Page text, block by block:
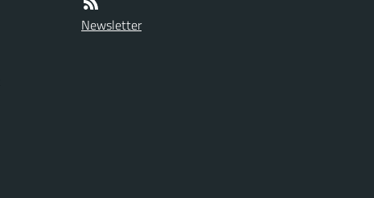
Newsletter